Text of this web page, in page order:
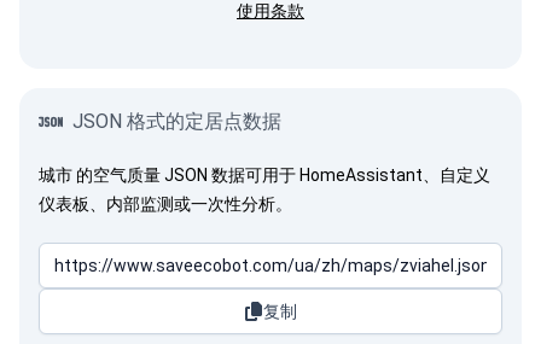
使用条款
JSON 格式的定居点数据
城市 的空气质量 JSON 数据可用于 HomeAssistant、自定义
仪表板、内部监测或一次性分析。
复制